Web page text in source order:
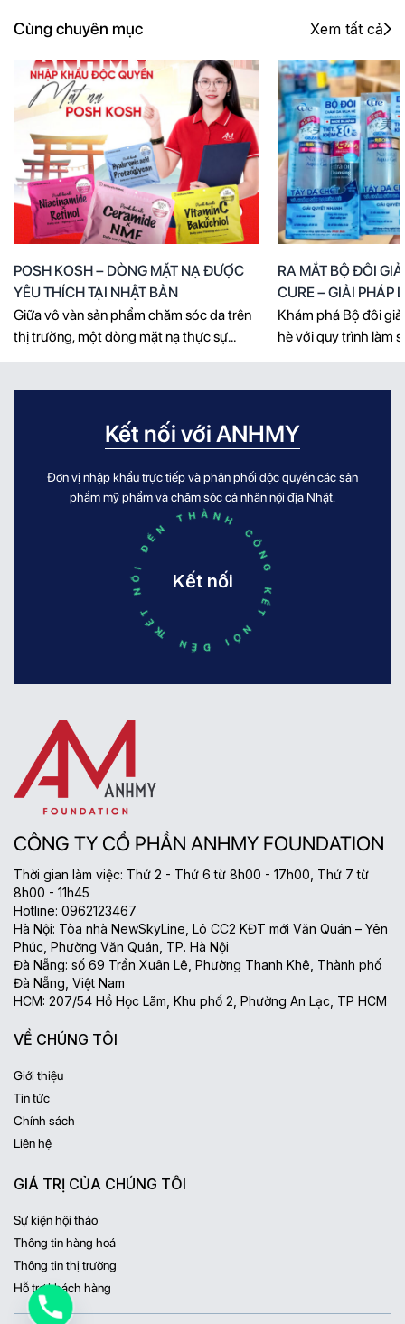
Cùng chuyên mục Xem tất cả
POSH KOSH – DÒNG MẶT NẠ ĐƯỢC
YÊU THÍCH TẠI NHẬT BẢN
Giữa vô vàn sản phẩm chăm sóc da trên
thị trường, một dòng mặt nạ thực sự
thuyết phục người dùng không chỉ cần
cầu của làn da. POSH KOSH tạo dấu ấn
bằng cách kết hợp [...]
RA MẮT BỘ ĐÔI
CURE – GIẢI PHÁP
CHO LÀN DA
Khám phá Bộ đôi
hè với quy trình làm
giúp loại bỏ bã
điểm làn da phải đối
[...]
Kết nối với ANHMY
Đơn vị nhập khẩu trực tiếp và phân phối độc quyền các sản
phẩm mỹ phẩm và chăm sóc cá nhân nội địa Nhật.
KẾT NỐI ĐẾN THÀNH CÔNG KẾT NỐI ĐẾN THÀNH CÔNG
Kết nối
CÔNG TY CỔ PHẦN ANHMY FOUNDATION
Thời gian làm việc: Thứ 2 - Thứ 6 từ 8h00 - 17h00, Thứ 7 từ
8h00 - 11h45
Hotline: 0962123467
Hà Nội: Tòa nhà NewSkyLine, Lô CC2 KĐT mới Văn Quán – Yên
Phúc, Phường Văn Quán, TP. Hà Nội
Đà Nẵng: số 69 Trần Xuân Lê, Phường Thanh Khê, Thành phố
Đà Nẵng, Việt Nam
HCM: 207/54 Hồ Học Lãm, Khu phố 2, Phường An Lạc, TP HCM
VỀ CHÚNG TÔI
Giới thiệu
Tin tức
Chính sách
Liên hệ
GIÁ TRỊ CỦA CHÚNG TÔI
Sự kiện hội thảo
Thông tin hàng hoá
Thông tin thị trường
Hỗ trợ khách hàng